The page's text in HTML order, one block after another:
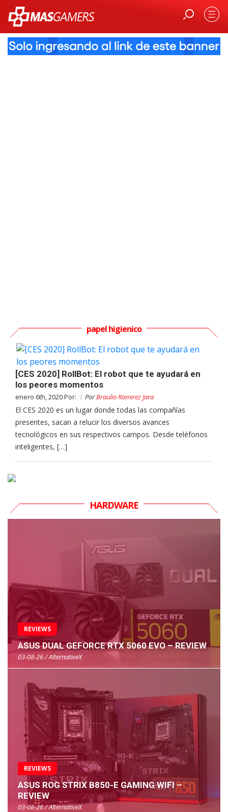
papel higienico
[CES 2020] RollBot: El robot que te ayudará en
los peores momentos
enero 6th, 2020 Por: PorBraulio Ramirez Jara
El CES 2020 es un lugar donde todas las compañías
presentes, sacan a relucir los diversos avances
tecnológicos en sus respectivos campos. Desde teléfonos
inteligentes, […]
HARDWARE
REVIEWS
ASUS DUAL GEFORCE RTX 5060 EVO – REVIEW
03-08-26 / AlternativeX
REVIEWS
ASUS ROG STRIX B850-E GAMING WIFI –
REVIEW
03-08-26 / AlternativeX